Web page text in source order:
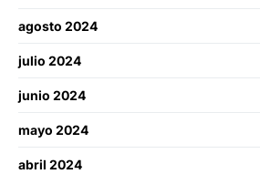
agosto 2024
julio 2024
junio 2024
mayo 2024
abril 2024